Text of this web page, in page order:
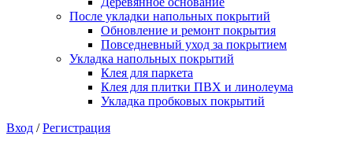
После укладки напольных покрытий
Обновление и ремонт покрытия
Повседневный уход за покрытием
Укладка напольных покрытий
Клея для паркета
Клея для плитки ПВХ и линолеума
Укладка пробковых покрытий
Вход /Регистрация